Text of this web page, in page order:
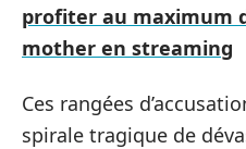
profiter au maximum
mother en streaming
Ces rangées
spirale tragique de